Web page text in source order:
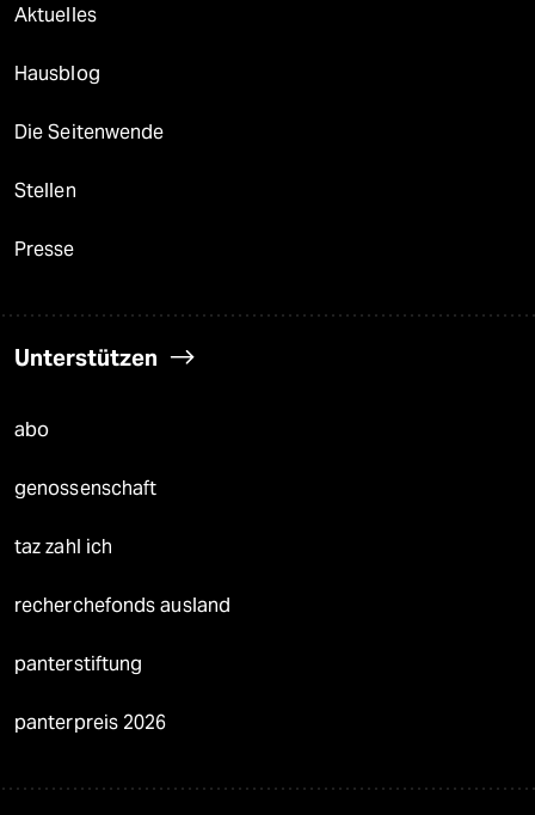
Aktuelles
Hausblog
Die Seitenwende
Stellen
Presse
Unterstützen
abo
genossenschaft
taz zahl ich
recherchefonds ausland
panterstiftung
panterpreis 2026